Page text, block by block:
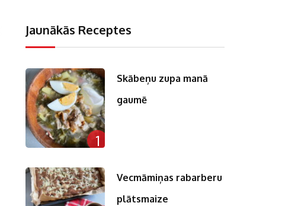
Jaunākās Receptes
1
Skābeņu zupa manā
gaumē
Vecmāmiņas rabarberu
plātsmaize